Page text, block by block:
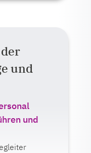
und
und
Blick:
Präsenz)